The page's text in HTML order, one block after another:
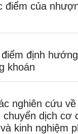
điểm của
định
khoán
nghiên cứu
chuyển dịch cơ
kinh nghiệm